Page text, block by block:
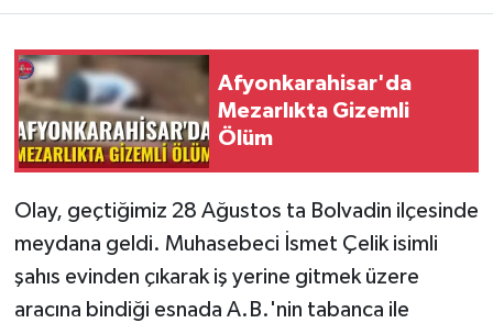
Afyonkarahisar'da
Mezarlıkta Gizemli
Ölüm
Olay, geçtiğimiz 28 Ağustos ta Bolvadin ilçesinde
meydana geldi. Muhasebeci İsmet Çelik isimli
şahıs evinden çıkarak iş yerine gitmek üzere
aracına bindiği esnada A.B.'nin tabanca ile